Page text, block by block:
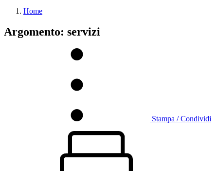
Home
Argomento: servizi
Stampa / Condividi